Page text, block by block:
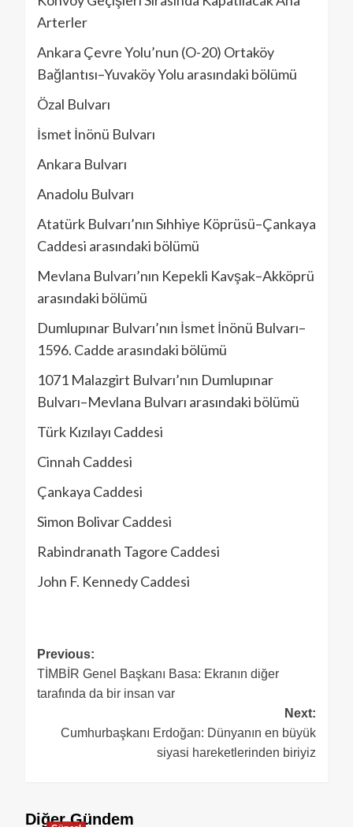
Arterler
Ankara Çevre Yolu’nun (O-20) Ortaköy
Bağlantısı–Yuvaköy Yolu arasındaki bölümü
Özal Bulvarı
İsmet İnönü Bulvarı
Ankara Bulvarı
Anadolu Bulvarı
Atatürk Bulvarı’nın Sıhhiye Köprüsü–Çankaya
Caddesi arasındaki bölümü
Mevlana Bulvarı’nın Kepekli Kavşak–Akköprü
arasındaki bölümü
Dumlupınar Bulvarı’nın İsmet İnönü Bulvarı–
1596. Cadde arasındaki bölümü
1071 Malazgirt Bulvarı’nın Dumlupınar
Bulvarı–Mevlana Bulvarı arasındaki bölümü
Türk Kızılayı Caddesi
Cinnah Caddesi
Çankaya Caddesi
Simon Bolivar Caddesi
Rabindranath Tagore Caddesi
John F. Kennedy Caddesi
Previous:
TİMBİR Genel Başkanı Basa: Ekranın diğer
tarafında da bir insan var
Next:
Cumhurbaşkanı Erdoğan: Dünyanın en büyük
siyasi hareketlerinden biriyiz
Diğer Gündem